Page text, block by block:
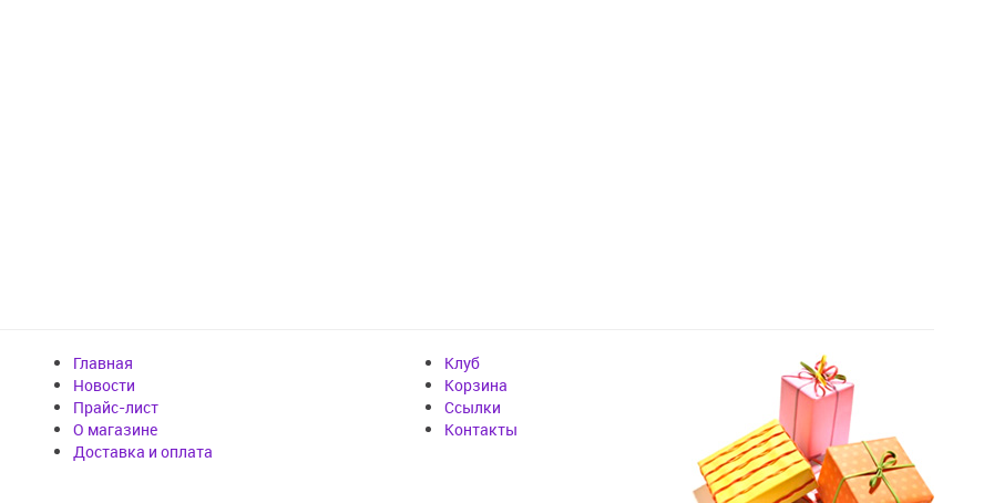
Главная
Новости
Прайс-лист
О магазине
Доставка и оплата
Клуб
Корзина
Cсылки
Контакты